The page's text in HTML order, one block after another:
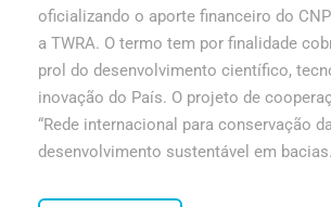
oficializando o aporte financeiro do
a TWRA. O termo tem por finalidade
prol do desenvolvimento científico,
inovação do País. O projeto de
“Rede internacional para conservação
desenvolvimento sustentável em